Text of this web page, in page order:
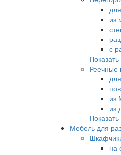
из
с
Реечные
из
из
Мебель для
на